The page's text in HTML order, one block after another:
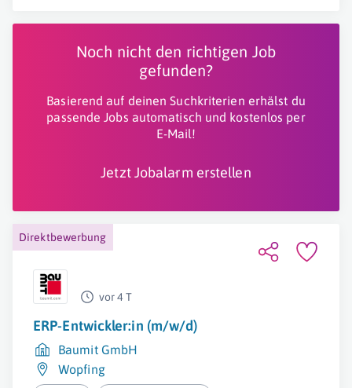
Noch nicht den richtigen Job
gefunden?
Basierend auf deinen Suchkriterien erhälst du
passende Jobs automatisch und kostenlos per
E-Mail!
Jetzt Jobalarm erstellen
Direktbewerbung
vor 4 T
ERP-Entwickler:in (m/w/d)
Baumit GmbH
Wopfing